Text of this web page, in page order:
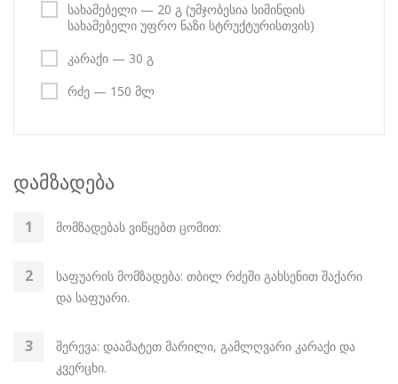
სახამებელი — 20 გ (უმჯობესია სიმინდის
სახამებელი უფრო ნაზი სტრუქტურისთვის)
კარაქი — 30 გ
რძე — 150 მლ
დამზადება
მომზადებას ვიწყებთ ცომით:
საფუარის მომზადება: თბილ რძეში გახსენით შაქარი
და საფუარი.
შერევა: დაამატეთ მარილი, გამლღვარი კარაქი და
კვერცხი.